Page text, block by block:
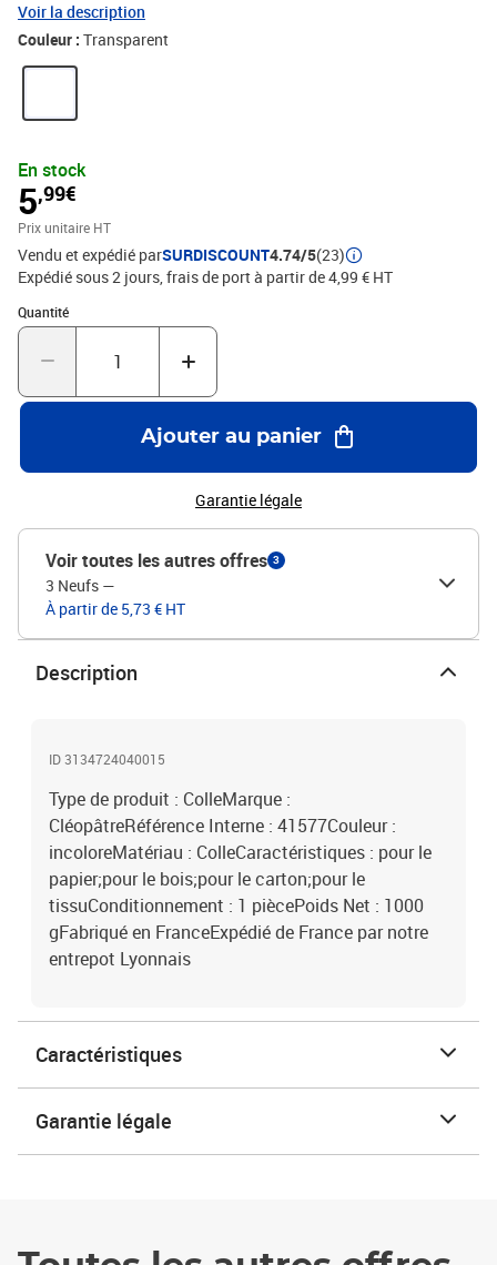
papier;pour le bois;pour le carton;pour le tissuConditionnement : 1
piècePoids Net : 1000 gFabriqué en FranceExpédié de France par
Voir la description
Couleur : Transparent
En stock
5,99€
Prix unitaire HT
Vendu et expédié parSURDISCOUNT4.74/5(23)
Expédié sous 2 jours, frais de port à partir de 4,99 € HT
Quantité
Quantité : 1
Ajouter au panier
Garantie légale
Voir toutes les autres offres 3
3 Neufs —
À partir de 5,73 € HT
Description
ID 3134724040015
Type de produit : ColleMarque :
CléopâtreRéférence Interne : 41577Couleur :
incoloreMatériau : ColleCaractéristiques : pour le
papier;pour le bois;pour le carton;pour le
tissuConditionnement : 1 piècePoids Net : 1000
gFabriqué en FranceExpédié de France par notre
entrepot Lyonnais
Caractéristiques
Garantie légale